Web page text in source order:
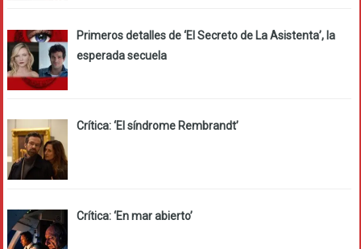
Primeros detalles de ‘El Secreto de La Asistenta’, la
esperada secuela
Crítica: ‘El síndrome Rembrandt’
Crítica: ‘En mar abierto’